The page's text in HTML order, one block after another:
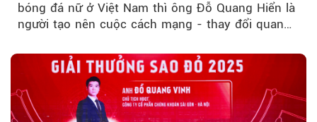
bóng đá nữ ở Việt Nam thì ông Đỗ Quang Hiển là
người tạo nên cuộc cách mạng - thay đổi quan